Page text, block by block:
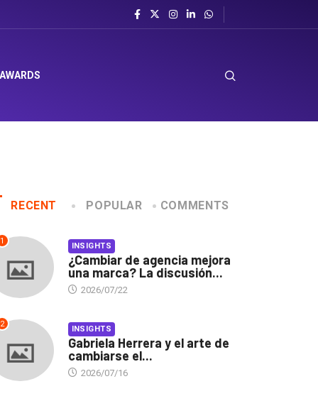
RECENT POPULAR COMMENTS
1 INSIGHTS
¿Cambiar de agencia mejora
una marca? La discusión...
2026/07/22
2 INSIGHTS
Gabriela Herrera y el arte de
cambiarse el...
2026/07/16